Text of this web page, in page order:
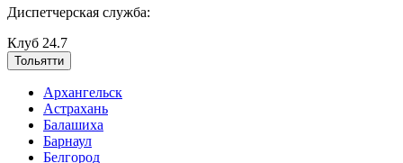
Диспетчерская служба:
Клуб 24.7
Тольятти
Архангельск
Астрахань
Балашиха
Барнаул
Белгород